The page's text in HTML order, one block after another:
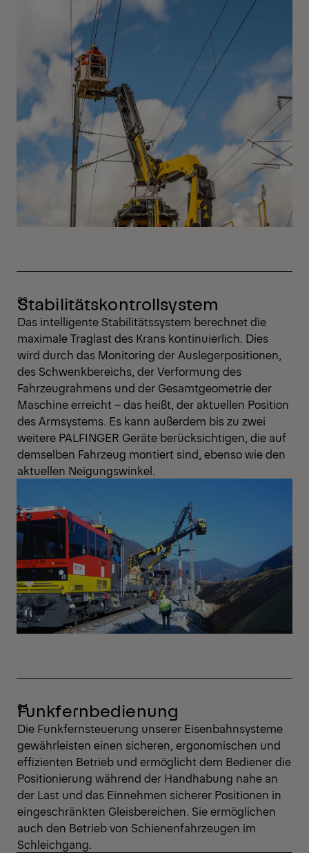
Stabilitätskontrollsystem
Das intelligente Stabilitätssystem berechnet die
maximale Traglast des Krans kontinuierlich. Dies
wird durch das Monitoring der Auslegerpositionen,
des Schwenkbereichs, der Verformung des
Fahrzeugrahmens und der Gesamtgeometrie der
Maschine erreicht – das heißt, der aktuellen Position
des Armsystems. Es kann außerdem bis zu zwei
weitere PALFINGER Geräte berücksichtigen, die auf
demselben Fahrzeug montiert sind, ebenso wie den
aktuellen Neigungswinkel.
Funkfernbedienung
Die Funkfernsteuerung unserer Eisenbahnsysteme
gewährleisten einen sicheren, ergonomischen und
effizienten Betrieb und ermöglicht dem Bediener die
Positionierung während der Handhabung nahe an
der Last und das Einnehmen sicherer Positionen in
eingeschränkten Gleisbereichen. Sie ermöglichen
auch den Betrieb von Schienenfahrzeugen im
Schleichgang.